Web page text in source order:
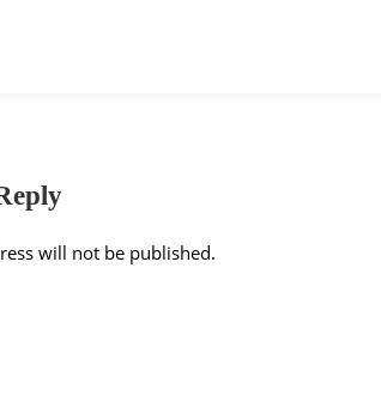
will not be published.